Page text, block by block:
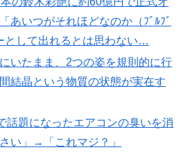
あいつがそれほどなのか（ﾌﾞﾙﾌﾞ
として出れるとは思わない…
いたまま、2つの姿を規則的に行
結晶という物質の状態が実在す
話題になったエアコンの臭いを消
い」→「これマジ？」